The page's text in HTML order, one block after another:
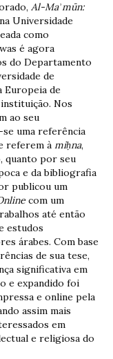
Al-Maʾmūn:
Universidade
como
é agora
do Departamento
de
Europeia de
instituição. Nos
ao seu
uma referência
referem à miḥna,
quanto por seu
e da bibliografia
publicou um
com um
até então
estudos
árabes. Com base
de sua tese,
significativa em
e expandido foi
e online pela
assim mais
em
e religiosa do